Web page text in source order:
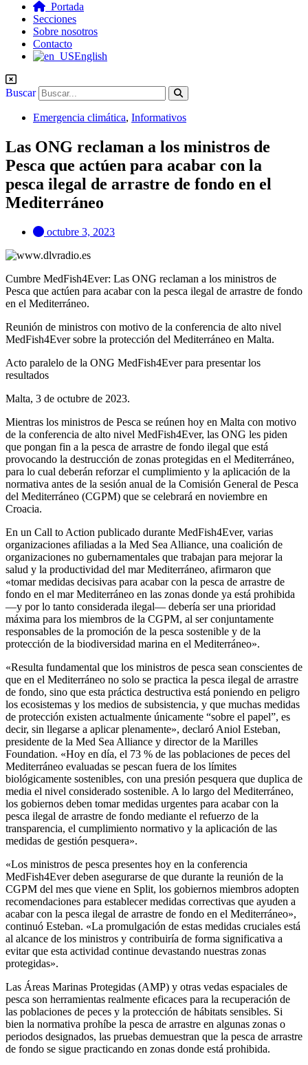
Portada
Secciones
Sobre nosotros
Contacto
English
Buscar
Emergencia climática, Informativos
Las ONG reclaman a los ministros de
Pesca que actúen para acabar con la
pesca ilegal de arrastre de fondo en el
Mediterráneo
octubre 3, 2023
Cumbre MedFish4Ever: Las ONG reclaman a los ministros de
Pesca que actúen para acabar con la pesca ilegal de arrastre de fondo
en el Mediterráneo.
Reunión de ministros con motivo de la conferencia de alto nivel
MedFish4Ever sobre la protección del Mediterráneo en Malta.
Acto paralelo de la ONG MedFish4Ever para presentar los
resultados
Malta, 3 de octubre de 2023.
Mientras los ministros de Pesca se reúnen hoy en Malta con motivo
de la conferencia de alto nivel MedFish4Ever, las ONG les piden
que pongan fin a la pesca de arrastre de fondo ilegal que está
provocando la destrucción de zonas protegidas en el Mediterráneo,
para lo cual deberán reforzar el cumplimiento y la aplicación de la
normativa antes de la sesión anual de la Comisión General de Pesca
del Mediterráneo (CGPM) que se celebrará en noviembre en
Croacia.
En un Call to Action publicado durante MedFish4Ever, varias
organizaciones afiliadas a la Med Sea Alliance, una coalición de
organizaciones no gubernamentales que trabajan para mejorar la
salud y la productividad del mar Mediterráneo, afirmaron que
«tomar medidas decisivas para acabar con la pesca de arrastre de
fondo en el mar Mediterráneo en las zonas donde ya está prohibida
—y por lo tanto considerada ilegal— debería ser una prioridad
máxima para los miembros de la CGPM, al ser conjuntamente
responsables de la promoción de la pesca sostenible y de la
protección de la biodiversidad marina en el Mediterráneo».
«Resulta fundamental que los ministros de pesca sean conscientes de
que en el Mediterráneo no solo se practica la pesca ilegal de arrastre
de fondo, sino que esta práctica destructiva está poniendo en peligro
los ecosistemas y los medios de subsistencia, y que muchas medidas
de protección existen actualmente únicamente “sobre el papel”, es
decir, sin llegarse a aplicar plenamente», declaró Aniol Esteban,
presidente de la Med Sea Alliance y director de la Marilles
Foundation. «Hoy en día, el 73 % de las poblaciones de peces del
Mediterráneo evaluadas se pescan fuera de los límites
biológicamente sostenibles, con una presión pesquera que duplica de
media el nivel considerado sostenible. A lo largo del Mediterráneo,
los gobiernos deben tomar medidas urgentes para acabar con la
pesca ilegal de arrastre de fondo mediante el refuerzo de la
transparencia, el cumplimiento normativo y la aplicación de las
medidas de gestión pesquera».
«Los ministros de pesca presentes hoy en la conferencia
MedFish4Ever deben asegurarse de que durante la reunión de la
CGPM del mes que viene en Split, los gobiernos miembros adopten
recomendaciones para establecer medidas correctivas que ayuden a
acabar con la pesca ilegal de arrastre de fondo en el Mediterráneo»,
continuó Esteban. «La promulgación de estas medidas cruciales está
al alcance de los ministros y contribuiría de forma significativa a
evitar que esta actividad continue devastando nuestras zonas
protegidas».
Las Áreas Marinas Protegidas (AMP) y otras vedas espaciales de
pesca son herramientas realmente eficaces para la recuperación de
las poblaciones de peces y la protección de hábitats sensibles. Si
bien la normativa prohíbe la pesca de arrastre en algunas zonas o
periodos designados, las pruebas demuestran que la pesca de arrastre
de fondo se sigue practicando en zonas donde está prohibida.